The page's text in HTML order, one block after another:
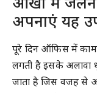
आंखों में जलन
अपनाएं यह
पूरे दिन ऑफिस में
लगती है इसके अलावा
जाता है जिस वजह से